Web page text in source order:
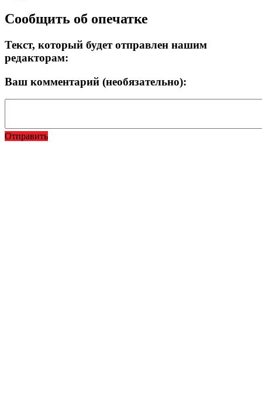
Сообщить об опечатке
Текст, который будет отправлен нашим
редакторам:
Ваш комментарий (необязательно):
Отправить